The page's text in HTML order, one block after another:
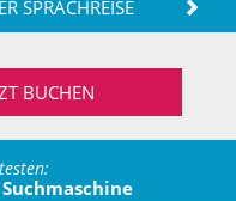
SPRACHREISE
BUCHEN